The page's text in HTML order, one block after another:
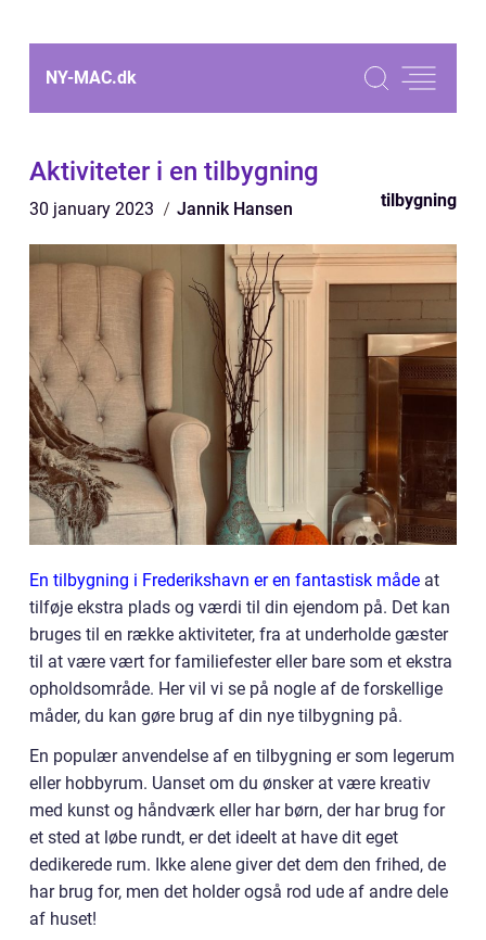
NY-MAC.dk
Aktiviteter i en tilbygning
30 january 2023 Jannik Hansen tilbygning
En tilbygning i Frederikshavn er en fantastisk måde at
tilføje ekstra plads og værdi til din ejendom på. Det kan
bruges til en række aktiviteter, fra at underholde gæster
til at være vært for familiefester eller bare som et ekstra
opholdsområde. Her vil vi se på nogle af de forskellige
måder, du kan gøre brug af din nye tilbygning på.
En populær anvendelse af en tilbygning er som legerum
eller hobbyrum. Uanset om du ønsker at være kreativ
med kunst og håndværk eller har børn, der har brug for
et sted at løbe rundt, er det ideelt at have dit eget
dedikerede rum. Ikke alene giver det dem den frihed, de
har brug for, men det holder også rod ude af andre dele
af huset!